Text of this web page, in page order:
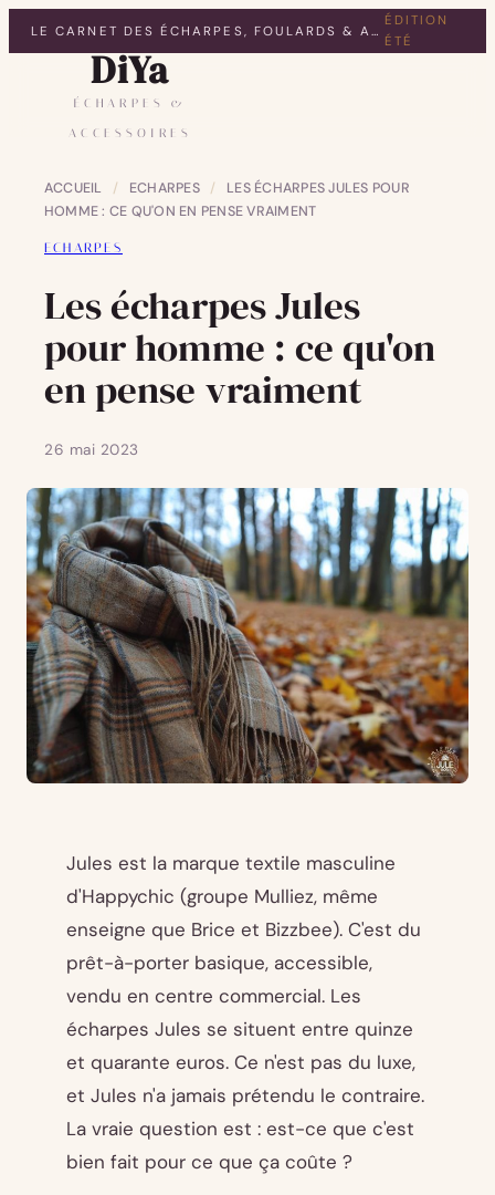
LE CARNET DES ÉCHARPES, FOULARDS & ACCESSOIRES
ÉDITION
ÉTÉ
DiYa
ÉCHARPES &
ACCESSOIRES
ACCUEIL / ECHARPES /
LES ÉCHARPES JULES POUR
HOMME : CE QU'ON EN PENSE VRAIMENT
ECHARPES
Les écharpes Jules
pour homme : ce qu'on
en pense vraiment
26 mai 2023
Jules est la marque textile masculine
d'Happychic (groupe Mulliez, même
enseigne que Brice et Bizzbee). C'est du
prêt-à-porter basique, accessible,
vendu en centre commercial. Les
écharpes Jules se situent entre quinze
et quarante euros. Ce n'est pas du luxe,
et Jules n'a jamais prétendu le contraire.
La vraie question est : est-ce que c'est
bien fait pour ce que ça coûte ?